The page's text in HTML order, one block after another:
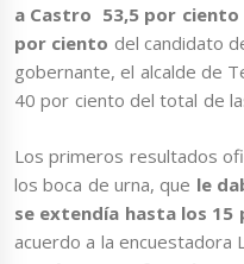
a Castro 53,5 por
por ciento del candidato
gobernante, el alcalde de
40 por ciento del total de
Los primeros resultados
los boca de urna, que le
se extendía hasta los
acuerdo a la encuestadora